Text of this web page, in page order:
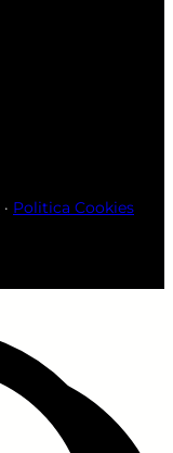
· Politica Cookies